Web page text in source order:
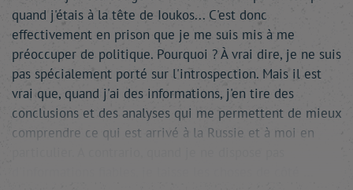
quand j'étais à la tête de Ioukos... C'est donc
effectivement en prison que je me suis mis à me
préoccuper de politique. Pourquoi ? À vrai dire, je ne suis
pas spécialement porté sur l'introspection. Mais il est
vrai que, quand j'ai des informations, j'en tire des
conclusions et des analyses qui me permettent de mieux
comprendre ce qui est arrivé à la Russie et à moi en